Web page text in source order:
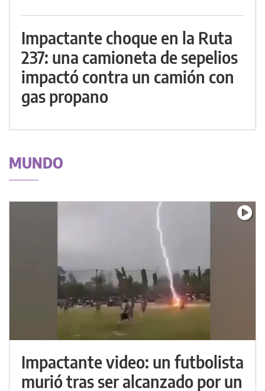
Impactante choque en la Ruta
237: una camioneta de sepelios
impactó contra un camión con
gas propano
MUNDO
Impactante video: un futbolista
murió tras ser alcanzado por un